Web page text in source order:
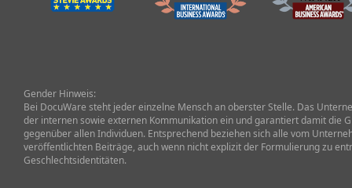
Gender Hinweis:
Bei DocuWare steht jeder einzelne Mensch an oberster Stelle. Das
der internen sowie externen Kommunikation ein und garantiert damit die
gegenüber allen Individuen. Entsprechend beziehen sich alle vom
veröffentlichten Beiträge, auch wenn nicht explizit der Formulierung zu
Geschlechtsidentitäten.